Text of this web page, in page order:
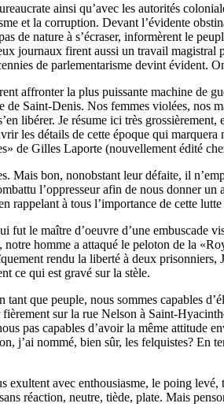
ainsi qu’avec les autorités
et la corruption. Devant l’évidente
de nature à s’écraser, informèrent le
journaux firent aussi un travail magistral
de parlementarisme devint évident.
affronter la plus puissante machine de
Saint-Denis. Nos femmes violées, nos
libérer. Je résume ici très grossièrement,
les détails de cette époque qui marquera
de Gilles Laporte (nouvellement édité
Mais bon, nonobstant leur défaite, il
l’oppresseur afin de nous donner un
rappelant à tous l’importance de cette
le maître d’oeuvre d’une embuscade
homme a attaqué le peloton de la
rendu la liberté à deux prisonniers,
ce qui est gravé sur la stèle.
que peuple, nous sommes capables
sur la rue Nelson à Saint-
pas capables d’avoir la même attitude
j’ai nommé, bien sûr, les felquistes? En
avec enthousiasme, le poing levé,
réaction, neutre, tiède, plate. Mais